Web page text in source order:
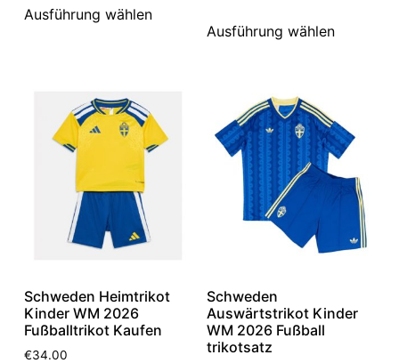
Ausführung wählen
Ausführung wählen
Schweden Heimtrikot
Kinder WM 2026
Fußballtrikot Kaufen
€34.00
Schweden
Auswärtstrikot Kinder
WM 2026 Fußball
trikotsatz